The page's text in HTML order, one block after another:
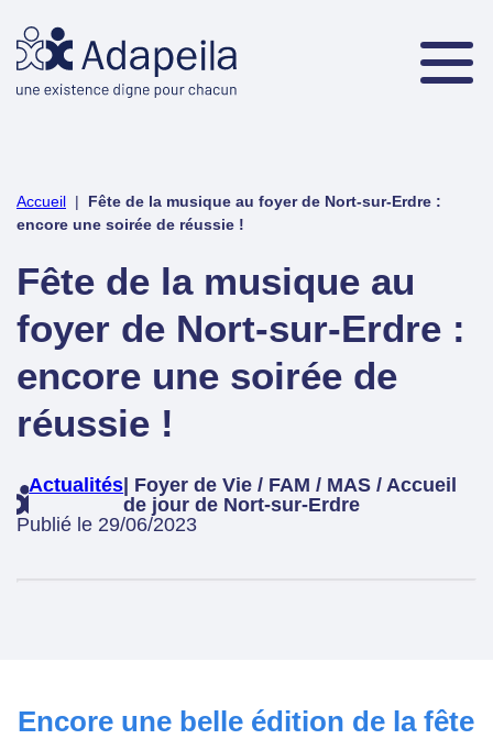
Accueil |
Fête de la musique au foyer de Nort-sur-Erdre :
encore une soirée de réussie !
Fête de la musique au
foyer de Nort-sur-Erdre :
encore une soirée de
réussie !
Actualités| Foyer de Vie / FAM / MAS / Accueil
de jour de Nort-sur-Erdre
Publié le 29/06/2023
Encore une belle édition de la fête